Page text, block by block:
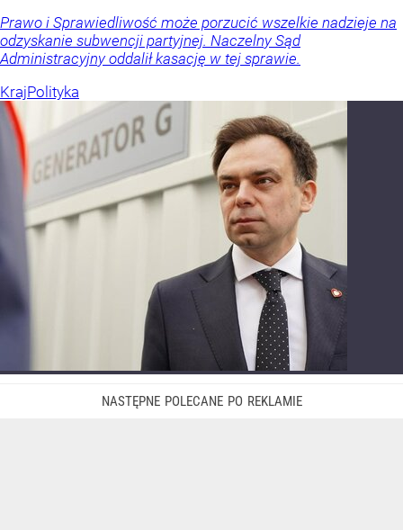
Prawo i Sprawiedliwość może porzucić wszelkie nadzieje na
odzyskanie subwencji partyjnej. Naczelny Sąd
Administracyjny oddalił kasację w tej sprawie.
KrajPolityka